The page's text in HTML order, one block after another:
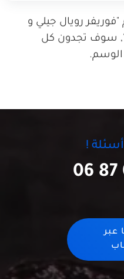
رويال جيلي و
سوف تجدون كل
الوسم.
!
06 87
عبر